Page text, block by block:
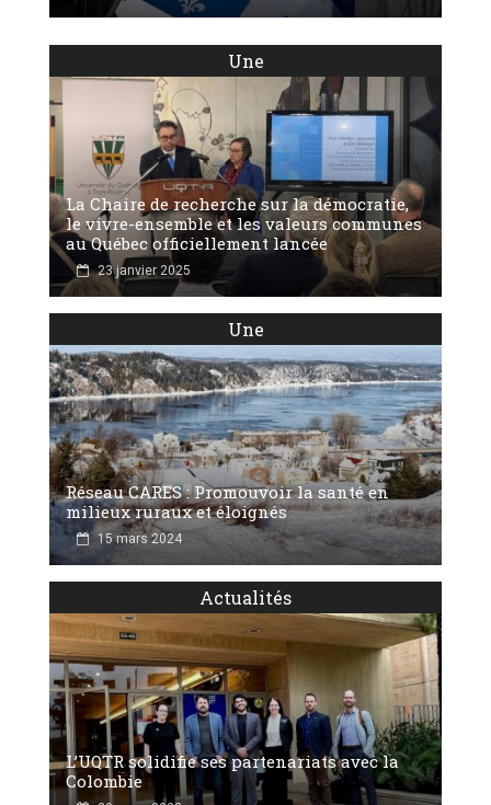
Une
La Chaire de recherche sur la démocratie,
le vivre-ensemble et les valeurs communes
au Québec officiellement lancée
23 janvier 2025
Une
Réseau CARES : Promouvoir la santé en
milieux ruraux et éloignés
15 mars 2024
Actualités
L’UQTR solidifie ses partenariats avec la
Colombie